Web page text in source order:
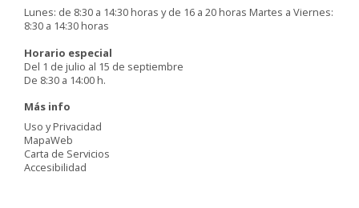
Lunes: de 8:30 a 14:30 horas y de 16 a 20 horas Martes a Viernes:
8:30 a 14:30 horas
Horario especial
Del 1 de julio al 15 de septiembre
De 8:30 a 14:00 h.
Más info
Uso y Privacidad
MapaWeb
Carta de Servicios
Accesibilidad